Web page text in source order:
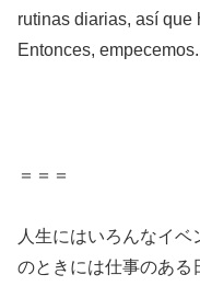
rutinas diarias, así que
Entonces,
＝＝＝
人生にはいろんなイ
のときには仕事のある